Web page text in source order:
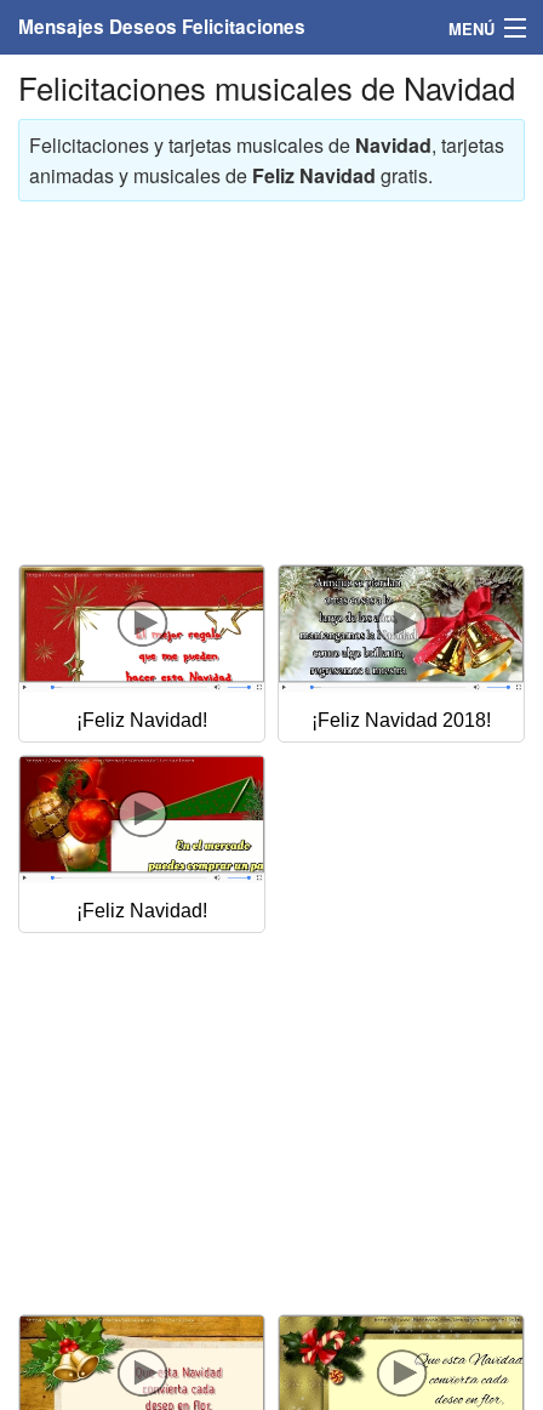
Mensajes Deseos Felicitaciones MENÚ
Home
Mensajes
Felicitaciones
Felicitaciones musicales
Entrar
Felicitaciones musicales de Navidad
Felicitaciones y tarjetas musicales de Navidad, tarjetas
animadas y musicales de Feliz Navidad gratis.
¡Feliz Navidad! ¡Feliz Navidad 2018!
¡Feliz Navidad!